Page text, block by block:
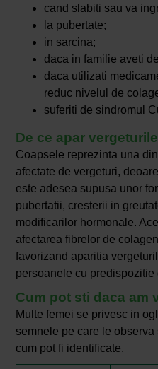
cand slabiti sau va
la pubertate;
in sarcina;
daca in familie aveti
daca utilizati
reduc nivelul de
suferiti de sindromul
De ce apar
Coapsele reprezinta una
afectate de vergeturi,
este adesea supusa unor
pubertatii, cresterii in
modificarilor hormonale.
afectarea fibrelor de
favorizand aparitia
persoanele cu predispozitie
Cum pot sti daca am
Multe femei se privesc in
semnele pe care le
cum pot fi identificate.